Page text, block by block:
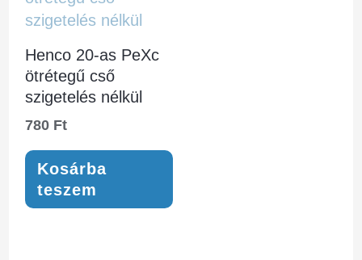
Henco 20-as PeXc
ötrétegű cső
szigetelés nélkül
780 Ft
Kosárba
teszem